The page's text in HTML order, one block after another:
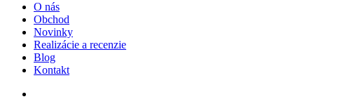
O nás
Obchod
Novinky
Realizácie a recenzie
Blog
Kontakt